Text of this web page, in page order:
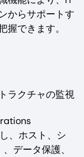
からサポートす
できます。
ラクチャの監視
、ホスト、シ
データ保護、